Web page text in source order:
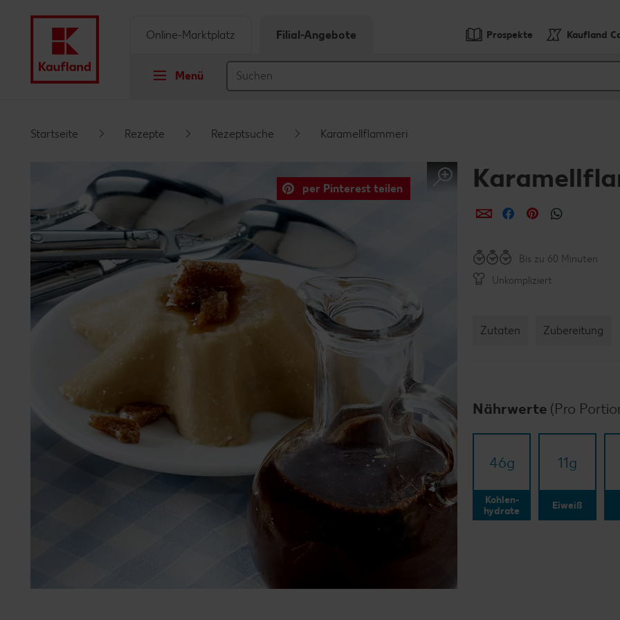
Schwebender Seitenbereich
Prospekte Kaufland
Menü
Online-Marktplatz Filial-Angebote
Startseite Rezepte Rezeptsuche Karamellflammeri
per Pinterest teilen
per E-Mail teilen
per Facebook teilen
per Pinterest
Bis zu 60 Minuten
Unkompliziert
Zutaten Zubereitung
Nährwerte (Pro
46g
Kohlen-
hydrate
11g
Eiweiß